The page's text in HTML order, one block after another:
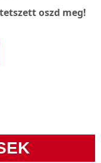
oszd meg!